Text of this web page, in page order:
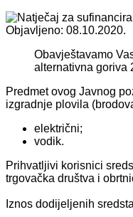
Objavljeno: 08.10.2020.
Obavještavamo
alternativna goriva
Predmet ovog Javnog
izgradnje plovila
električni;
vodik.
Prihvatljivi korisnici
trgovačka društva i
Iznos dodijeljenih